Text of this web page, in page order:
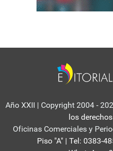
Año XXII | Copyright 2004 -
los
Oficinas Comerciales y
Piso "A" | Tel: 0383-